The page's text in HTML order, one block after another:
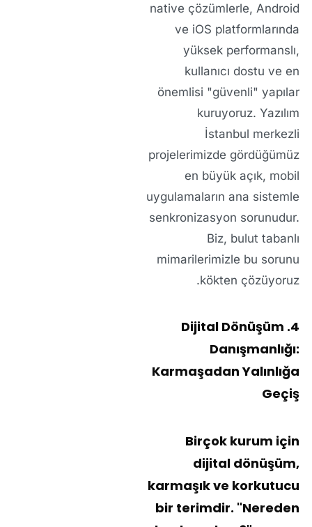
native çözümlerle, Android
ve iOS platformlarında
yüksek performanslı,
kullanıcı dostu ve en
önemlisi "güvenli" yapılar
kuruyoruz.Yazılım
İstanbul merkezli
projelerimizde gördüğümüz
en büyük açık, mobil
uygulamaların ana sistemle
senkronizasyon sorunudur.
Biz, bulut tabanlı
mimarilerimizle bu sorunu
kökten çözüyoruz.
4. Dijital Dönüşüm
Danışmanlığı:
Karmaşadan Yalınlığa
Geçiş
Birçok kurum için
dijital dönüşüm,
karmaşık ve korkutucu
bir terimdir. "Nereden